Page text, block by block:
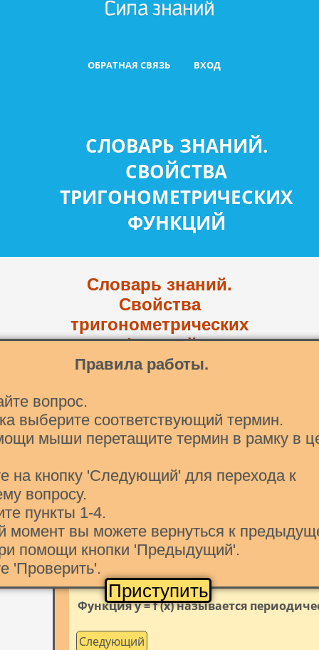
ОБРАТНАЯ СВЯЗЬ ВХОД
СЛОВАРЬ ЗНАНИЙ.
СВОЙСТВА
ТРИГОНОМЕТРИЧЕСКИХ
ФУНКЦИЙ
Словарь знаний.
Свойства
тригонометрических
функций
Правила работы.
вопрос.
выберите соответствующий термин.
мыши перетащите термин в рамку в
на кнопку 'Следующий' для перехода к
вопросу.
пункты 1-4.
момент вы можете вернуться к
помощи кнопки 'Предыдущий'.
'Проверить'.
Приступить
T ≠ 0, если для любого x из области
Перетащите в рамку термин
Вопрос 1
Функция y = f (x) называется
Следующий